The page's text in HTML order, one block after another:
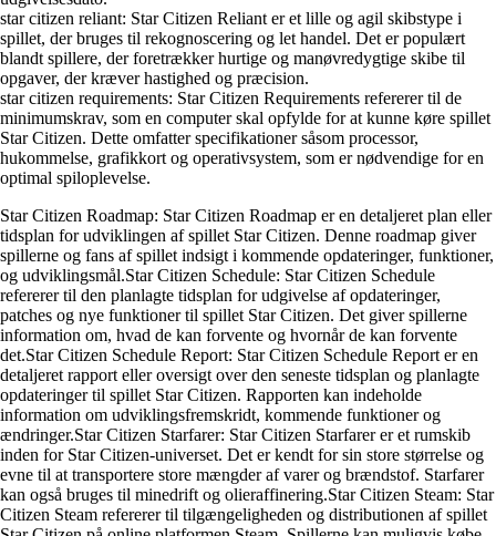
star citizen reliant: Star Citizen Reliant er et lille og agil skibstype i
spillet, der bruges til rekognoscering og let handel. Det er populært
blandt spillere, der foretrækker hurtige og manøvredygtige skibe til
opgaver, der kræver hastighed og præcision.
star citizen requirements: Star Citizen Requirements refererer til de
minimumskrav, som en computer skal opfylde for at kunne køre spillet
Star Citizen. Dette omfatter specifikationer såsom processor,
hukommelse, grafikkort og operativsystem, som er nødvendige for en
optimal spiloplevelse.
Star Citizen Roadmap: Star Citizen Roadmap er en detaljeret plan eller
tidsplan for udviklingen af spillet Star Citizen. Denne roadmap giver
spillerne og fans af spillet indsigt i kommende opdateringer, funktioner,
og udviklingsmål.Star Citizen Schedule: Star Citizen Schedule
refererer til den planlagte tidsplan for udgivelse af opdateringer,
patches og nye funktioner til spillet Star Citizen. Det giver spillerne
information om, hvad de kan forvente og hvornår de kan forvente
det.Star Citizen Schedule Report: Star Citizen Schedule Report er en
detaljeret rapport eller oversigt over den seneste tidsplan og planlagte
opdateringer til spillet Star Citizen. Rapporten kan indeholde
information om udviklingsfremskridt, kommende funktioner og
ændringer.Star Citizen Starfarer: Star Citizen Starfarer er et rumskib
inden for Star Citizen-universet. Det er kendt for sin store størrelse og
evne til at transportere store mængder af varer og brændstof. Starfarer
kan også bruges til minedrift og olieraffinering.Star Citizen Steam: Star
Citizen Steam refererer til tilgængeligheden og distributionen af spillet